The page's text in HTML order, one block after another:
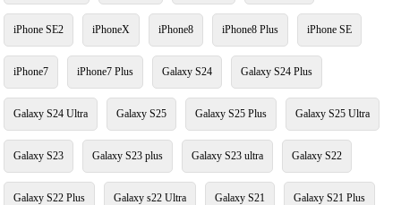
iPhone SE2 iPhoneX iPhone8 iPhone8 Plus iPhone SE
iPhone7 iPhone7 Plus Galaxy S24 Galaxy S24 Plus
Galaxy S24 Ultra Galaxy S25 Galaxy S25 Plus Galaxy S25 Ultra
Galaxy S23 Galaxy S23 plus Galaxy S23 ultra Galaxy S22
Galaxy S22 Plus Galaxy s22 Ultra Galaxy S21 Galaxy S21 Plus